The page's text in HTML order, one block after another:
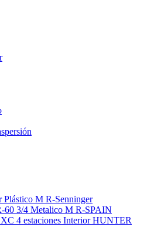
Plástico M R-Senninger
60 3/4 Metalico M R-SPAIN
4 estaciones Interior HUNTER